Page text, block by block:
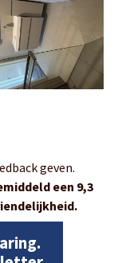
geven.
een 9,3